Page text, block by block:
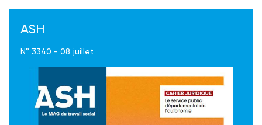
ASH
N° 3340 - 08 juillet